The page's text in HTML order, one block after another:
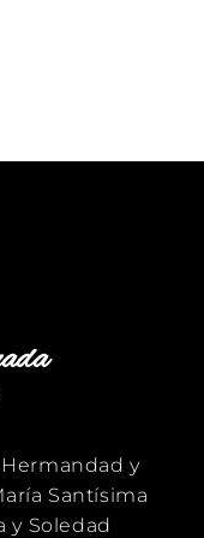
y
Santísima
y Soledad